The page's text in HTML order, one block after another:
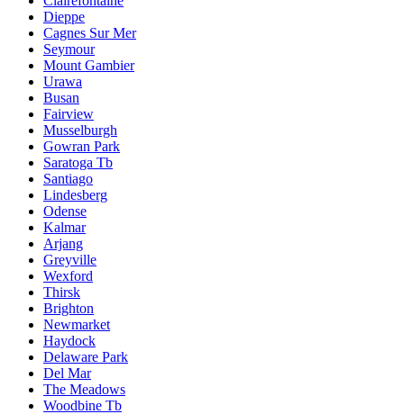
Dieppe
Cagnes Sur Mer
Seymour
Mount Gambier
Urawa
Busan
Fairview
Musselburgh
Gowran Park
Saratoga Tb
Santiago
Lindesberg
Odense
Kalmar
Arjang
Greyville
Wexford
Thirsk
Brighton
Newmarket
Haydock
Delaware Park
Del Mar
The Meadows
Woodbine Tb